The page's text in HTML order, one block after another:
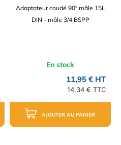
Adaptateur coudé 90° mâle 15L
DIN - mâle 3/4 BSPP
En stock
11,95 € HT
14,34 € TTC
AJOUTER AU PANIER